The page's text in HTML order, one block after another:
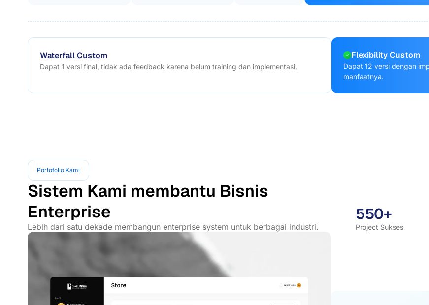
Waterfall Custom
Dapat 1 versi final, tidak ada feedback karena belum training dan implementasi.
Flexibility Custom
Dapat 12 versi dengan
manfaatnya.
Portofolio Kami
Sistem Kami membantu Bisnis
Enterprise
Lebih dari satu dekade membangun enterprise system untuk berbagai industri.
550+
Project Sukses